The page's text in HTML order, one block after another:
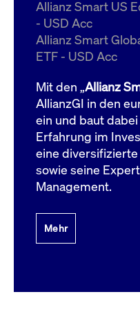
Allianz Smart US
- USD Acc
Allianz Smart
ETF - USD Acc
Mit den „Allianz
AllianzGI in den
ein und baut
Erfahrung im
eine
sowie seine
Management.
Mehr
ApplicationGatewayAffinityCORS